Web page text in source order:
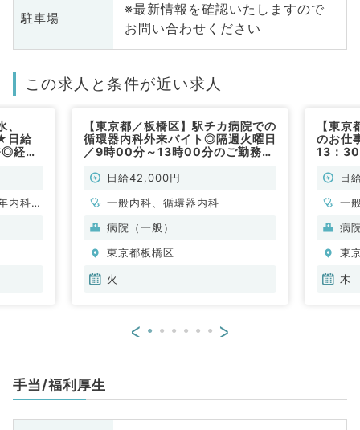
駐車場
※最新情報を確認いたしますので
お問い合わせください
この求人と条件が近い求人
日給
経験
内科、
【東京都／板橋区】駅チカ病院での
循環器内科外来バイト◎隔週火曜日
／9時00分～13時00分のご勤務／
も可能です！（循環器内科系／非常
日給42,000円
一般内科、循環器内科
病院（一般）
東京都板橋区
火
【東
のお仕
13：
迎（日
一
病
東
木
< >
手当/福利厚生